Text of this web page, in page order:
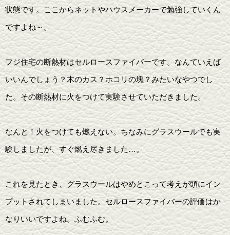
状態です。ここからネットやハウスメーカーで勉強していくん
ですよね～。
フジ住宅の断熱材はセルロースファイバーです。なんていえば
いいんでしょう？木のカス？ホコリの塊？みたいなやつでし
た。その断熱材に火をつけて実験させていただきました。
なんと！火をつけても燃えない。ちなみにグラスウールでも実
験しましたが、すぐ燃え尽きました…。
これを見たとき、グラスウールはやめとこって考えが頭にイン
プットされてしまいました。セルロースファイバーの評価はか
なりいいですよね。ふむふむ。